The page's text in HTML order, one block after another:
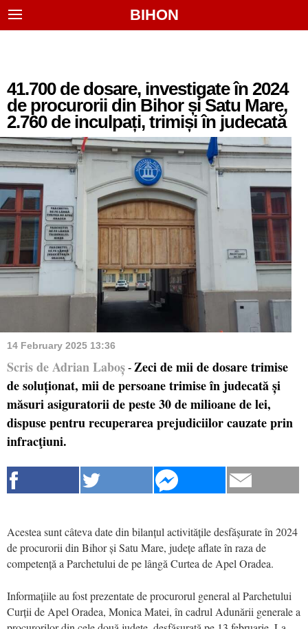
BIHON
41.700 de dosare, investigate în 2024
de procurorii din Bihor și Satu Mare,
2.760 de inculpați, trimiși în judecată
14 February 2025 13:36
Scris de Adrian Laboș - Zeci de mii de dosare trimise
de soluționat, mii de persoane trimise în judecată și
măsuri asiguratorii de peste 30 de milioane de lei,
dispuse pentru recuperarea prejudiciilor cauzate prin
infracţiuni.
Acestea sunt câteva date din bilanțul activitățile desfășurate în 2024
de procurorii din Bihor și Satu Mare, județe aflate în raza de
competență a Parchetului de pe lângă Curtea de Apel Oradea.
Informațiile au fost prezentate de procurorul general al Parchetului
Curții de Apel Oradea, Monica Matei, în cadrul Adunării generale a